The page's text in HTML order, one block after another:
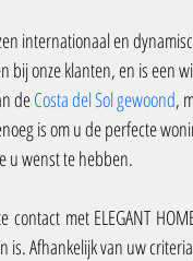
internationaal en
bij onze klanten, en is een
de Costa del Sol gewoond,
is om u de perfecte
u wenst te hebben.
contact met ELEGANT
is. Afhankelijk van uw